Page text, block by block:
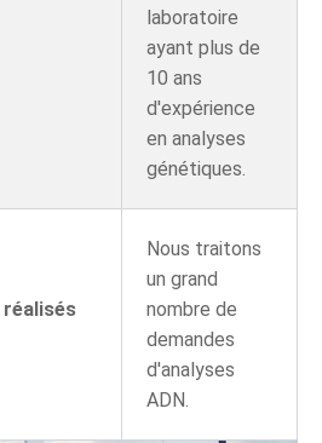
laboratoire
ayant plus de
10 ans
d'expérience
en analyses
génétiques.
réalisés
Nous traitons
un grand
nombre de
demandes
d'analyses
ADN.